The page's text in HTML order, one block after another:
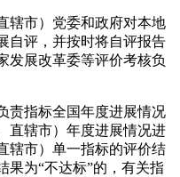
市）党委和政府对本地
自评，并按时将自评报告
发展改革委等评价考核负
指标全国年度进展情况
直辖市）年度进展情况进
辖市）单一指标的评价结
果为“不达标”的，有关指